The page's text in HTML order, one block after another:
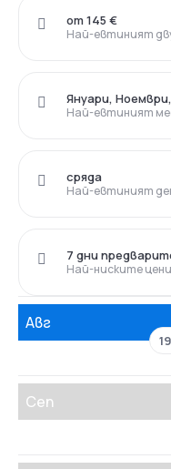
Най-евтиният
от 145 €
Най-евтиният
Януари,
Най-евтиният
сряда
Най-ниските цени
7 дни
Авг
Сеп